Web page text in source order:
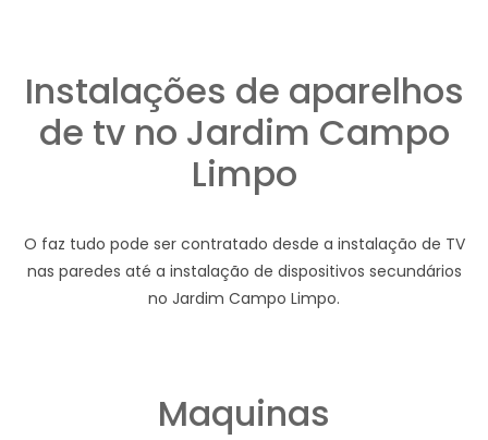
Instalações de aparelhos
de tv no Jardim Campo
Limpo
O faz tudo pode ser contratado desde a instalação de TV
nas paredes até a instalação de dispositivos secundários
no Jardim Campo Limpo.
Maquinas